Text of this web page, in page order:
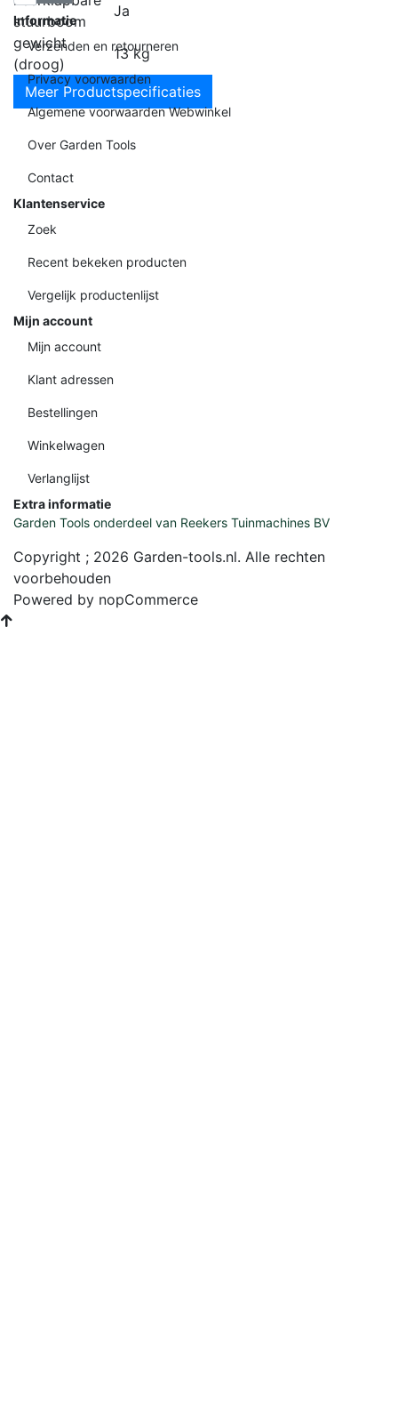
stuurboom
Ja
gewicht
(droog)
13 kg
Meer Productspecificaties
Informatie
Verzenden en retourneren
Privacy voorwaarden
Algemene voorwaarden Webwinkel
Over Garden Tools
Contact
Klantenservice
Zoek
Recent bekeken producten
Vergelijk productenlijst
Mijn account
Mijn account
Klant adressen
Bestellingen
Winkelwagen
Verlanglijst
Extra informatie
Garden Tools onderdeel van Reekers Tuinmachines BV
Copyright ; 2026 Garden-tools.nl. Alle rechten
voorbehouden
Powered by nopCommerce